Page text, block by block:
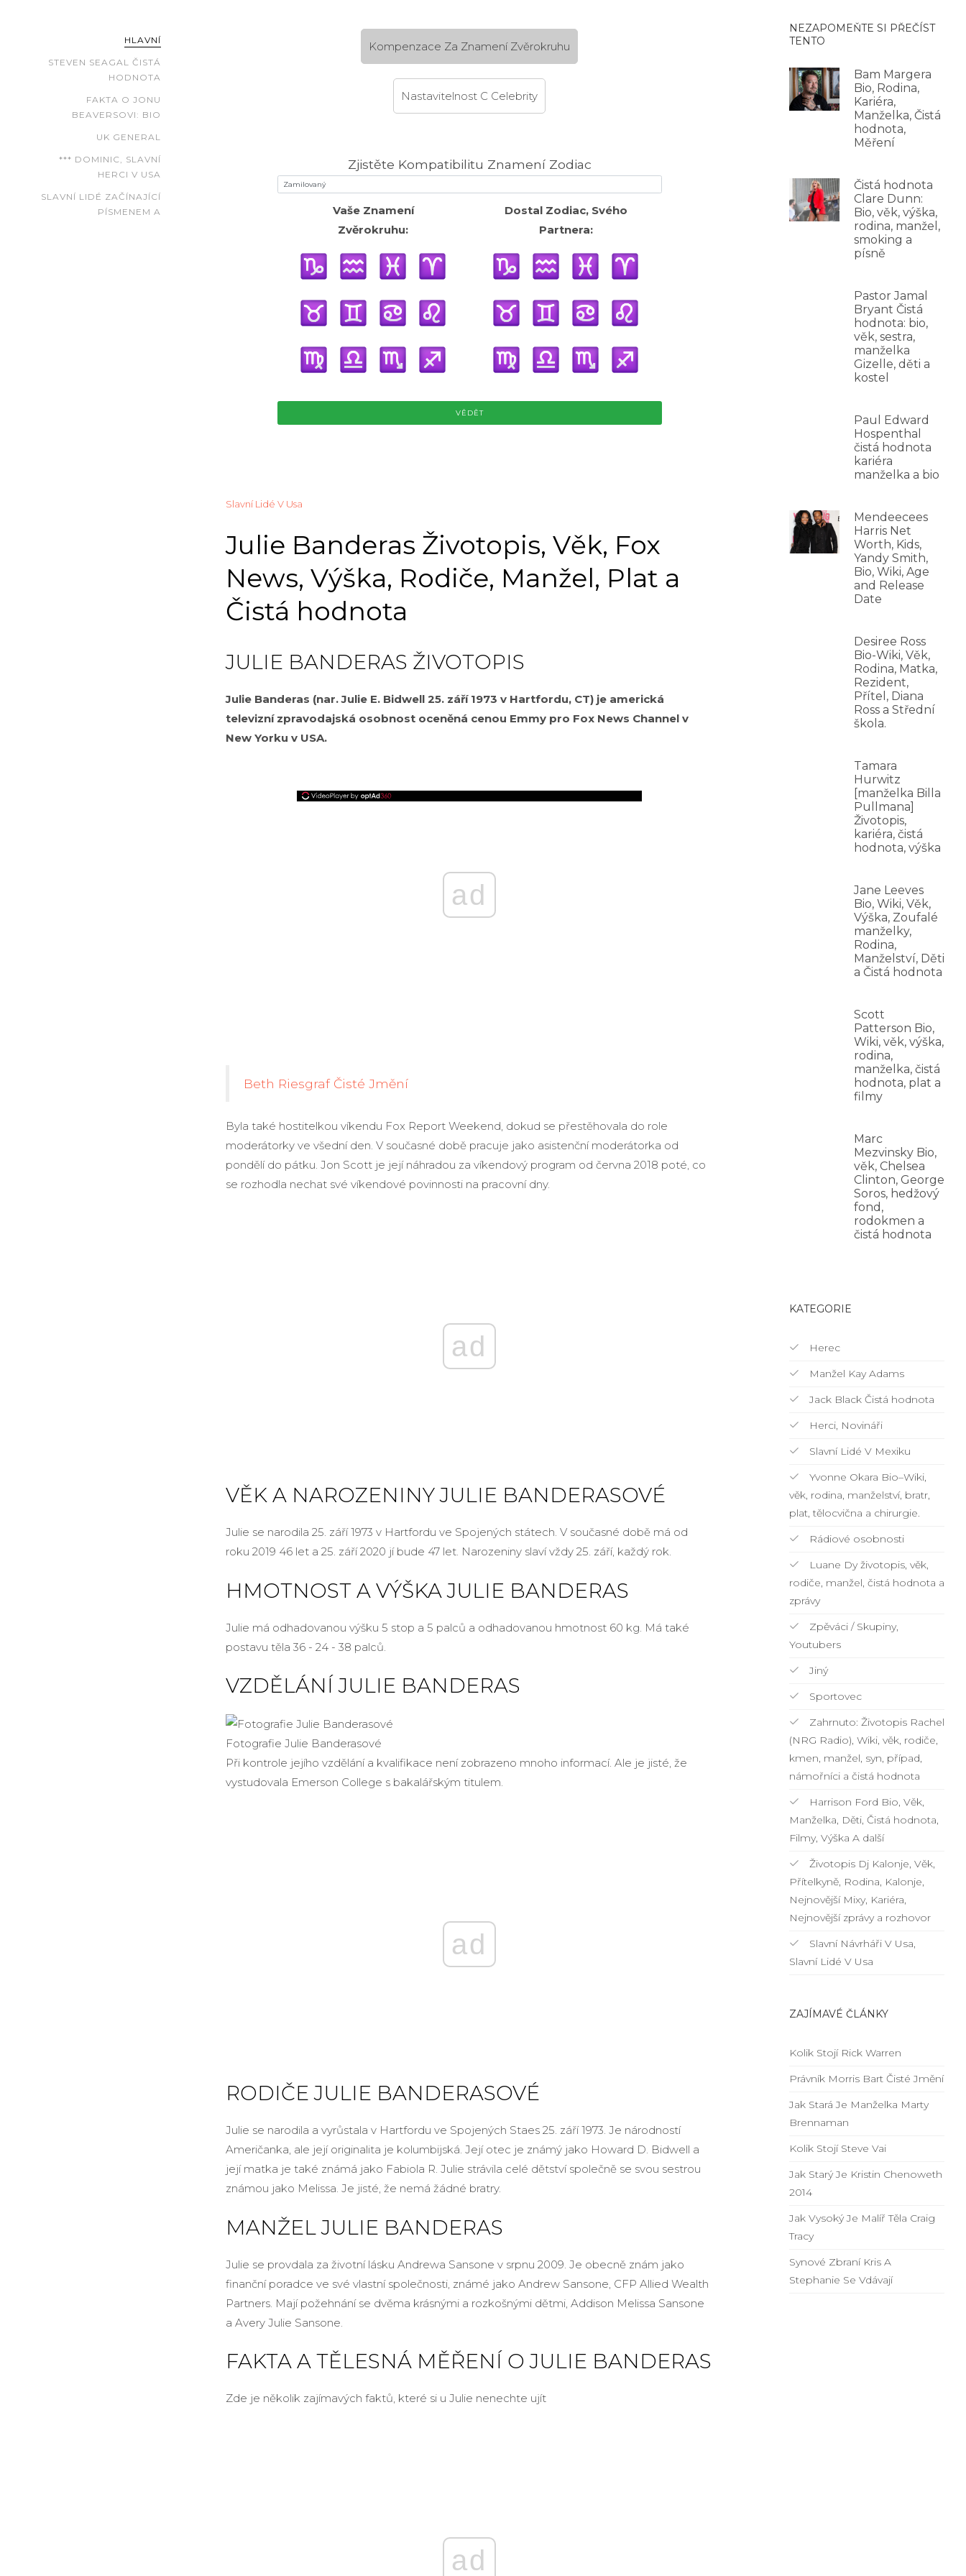
HLAVNÍ
STEVEN SEAGAL ČISTÁ
HODNOTA
FAKTA O JONU
BEAVERSOVI: BIO
UK GENERAL
*** DOMINIC, SLAVNÍ
HERCI V USA
SLAVNÍ LIDÉ ZAČÍNAJÍCÍ
PÍSMENEM A
Kompenzace Za Znamení Zvěrokruhu
Nastavitelnost C Celebrity
Zjistěte Kompatibilitu Znamení Zodiac
Vaše Znamení
Zvěrokruhu:
Dostal Zodiac, Svého
Partnera:
VĚDĚT
Slavní Lidé V Usa
Julie Banderas Životopis, Věk, Fox
News, Výška, Rodiče, Manžel, Plat a
Čistá hodnota
JULIE BANDERAS ŽIVOTOPIS
Julie Banderas (nar. Julie E. Bidwell 25. září 1973 v Hartfordu, CT) je americká
televizní zpravodajská osobnost oceněná cenou Emmy pro Fox News Channel v
New Yorku v USA.
ad
Beth Riesgraf Čisté Jmění
Byla také hostitelkou víkendu Fox Report Weekend, dokud se přestěhovala do role
moderátorky ve všední den. V současné době pracuje jako asistenční moderátorka od
pondělí do pátku. Jon Scott je její náhradou za víkendový program od června 2018 poté, co
se rozhodla nechat své víkendové povinnosti na pracovní dny.
ad
VĚK A NAROZENINY JULIE BANDERASOVÉ
Julie se narodila 25. září 1973 v Hartfordu ve Spojených státech. V současné době má od
roku 2019 46 let a 25. září 2020 jí bude 47 let. Narozeniny slaví vždy 25. září, každý rok.
HMOTNOST A VÝŠKA JULIE BANDERAS
Julie má odhadovanou výšku 5 stop a 5 palců a odhadovanou hmotnost 60 kg. Má také
postavu těla 36 - 24 - 38 palců.
VZDĚLÁNÍ JULIE BANDERAS
Fotografie Julie Banderasové
Při kontrole jejího vzdělání a kvalifikace není zobrazeno mnoho informací. Ale je jisté, že
vystudovala Emerson College s bakalářským titulem.
ad
RODIČE JULIE BANDERASOVÉ
Julie se narodila a vyrůstala v Hartfordu ve Spojených Staes 25. září 1973. Je národností
Američanka, ale její originalita je kolumbijská. Její otec je známý jako Howard D. Bidwell a
její matka je také známá jako Fabiola R. Julie strávila celé dětství společně se svou sestrou
známou jako Melissa. Je jisté, že nemá žádné bratry.
MANŽEL JULIE BANDERAS
Julie se provdala za životní lásku Andrewa Sansone v srpnu 2009. Je obecně znám jako
finanční poradce ve své vlastní společnosti, známé jako Andrew Sansone, CFP Allied Wealth
Partners. Mají požehnání se dvěma krásnými a rozkošnými dětmi, Addison Melissa Sansone
a Avery Julie Sansone.
FAKTA A TĚLESNÁ MĚŘENÍ O JULIE BANDERAS
Zde je několik zajímavých faktů, které si u Julie nenechte ujít
ad
NEZAPOMEŇTE SI PŘEČÍST
TENTO
Bam Margera
Bio, Rodina,
Kariéra,
Manželka, Čistá
hodnota,
Měření
Čistá hodnota
Clare Dunn:
Bio, věk, výška,
rodina, manžel,
smoking a
písně
Pastor Jamal
Bryant Čistá
hodnota: bio,
věk, sestra,
manželka
Gizelle, děti a
kostel
Paul Edward
Hospenthal
čistá hodnota
kariéra
manželka a bio
Mendeecees
Harris Net
Worth, Kids,
Yandy Smith,
Bio, Wiki, Age
and Release
Date
Desiree Ross
Bio-Wiki, Věk,
Rodina, Matka,
Rezident,
Přítel, Diana
Ross a Střední
škola.
Tamara
Hurwitz
[manželka Billa
Pullmana]
Životopis,
kariéra, čistá
hodnota, výška
Jane Leeves
Bio, Wiki, Věk,
Výška, Zoufalé
manželky,
Rodina,
Manželství, Děti
a Čistá hodnota
Scott
Patterson Bio,
Wiki, věk, výška,
rodina,
manželka, čistá
hodnota, plat a
filmy
Marc
Mezvinsky Bio,
věk, Chelsea
Clinton, George
Soros, hedžový
fond,
rodokmen a
čistá hodnota
KATEGORIE
Herec
Manžel Kay Adams
Jack Black Čistá hodnota
Herci, Novináři
Slavní Lidé V Mexiku
Yvonne Okara Bio–Wiki,
věk, rodina, manželství, bratr,
plat, tělocvična a chirurgie.
Rádiové osobnosti
Luane Dy životopis, věk,
rodiče, manžel, čistá hodnota a
zprávy
Zpěváci / Skupiny,
Youtubers
Jiný
Sportovec
Zahrnuto: Životopis Rachel
(NRG Radio), Wiki, věk, rodiče,
kmen, manžel, syn, případ,
námořníci a čistá hodnota
Harrison Ford Bio, Věk,
Manželka, Děti, Čistá hodnota,
Filmy, Výška A další
Životopis Dj Kalonje, Věk,
Přítelkyně, Rodina, Kalonje,
Nejnovější Mixy, Kariéra,
Nejnovější zprávy a rozhovor
Slavní Návrháři V Usa,
Slavní Lidé V Usa
ZAJÍMAVÉ ČLÁNKY
Kolik Stojí Rick Warren
Právník Morris Bart Čisté Jmění
Jak Stará Je Manželka Marty
Brennaman
Kolik Stojí Steve Vai
Jak Starý Je Kristin Chenoweth
2014
Jak Vysoký Je Malíř Těla Craig
Tracy
Synové Zbraní Kris A
Stephanie Se Vdávají